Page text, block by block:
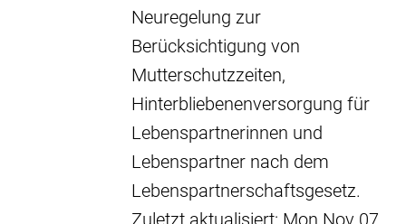
Neuregelung zur
Berücksichtigung von
Mutterschutzzeiten,
Hinterbliebenenversorgung für
Lebenspartnerinnen und
Lebenspartner nach dem
Lebenspartnerschaftsgesetz.
Zuletzt aktualisiert: Mon Nov 07